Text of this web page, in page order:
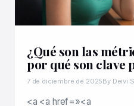
¿Qué son las
por qué son clave
7 de diciembre de 2025By Deivi
<a <a href=»<a